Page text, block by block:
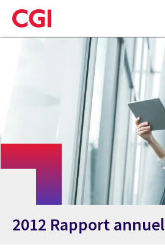
Skip
to
main
2012 Rapport annuel